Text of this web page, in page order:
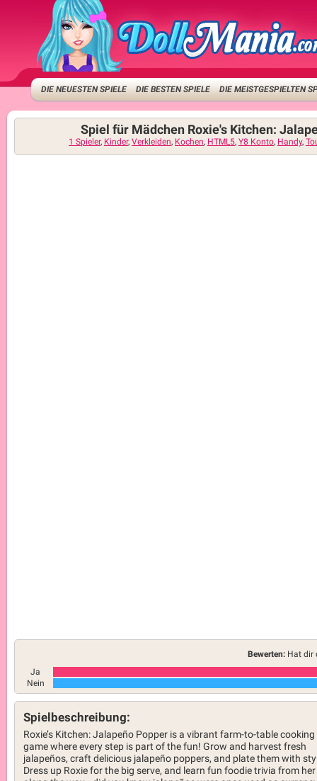
DIE NEUESTEN SPIELE DIE BESTEN SPIELE DIE MEISTGESPIELTEN
Spiel für Mädchen Roxie's Kitchen:
1 Spieler, Kinder, Verkleiden, Kochen, HTML5, Y8 Konto, Handy,
Bewerten: Hat dir
Ja
Nein
Spielbeschreibung:
Roxie’s Kitchen: Jalapeño Popper is a vibrant farm-to-table cooking
game where every step is part of the fun! Grow and harvest fresh
jalapeños, craft delicious jalapeño poppers, and plate them with
Dress up Roxie for the big serve, and learn fun foodie trivia from her